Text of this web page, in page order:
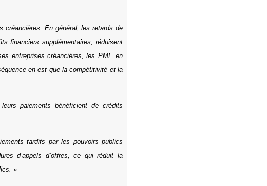
créancières. En général, les retards de
financiers supplémentaires, réduisent
entreprises créancières, les PME en
en est que la compétitivité et la
paiements bénéficient de crédits
tardifs par les pouvoirs publics
d’appels d’offres, ce qui réduit la
»